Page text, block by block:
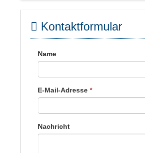
Kontaktformular
Name
E-Mail-Adresse *
Nachricht